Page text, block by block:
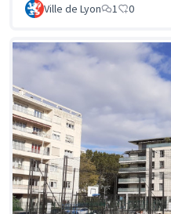
Ville de Lyon 1 0